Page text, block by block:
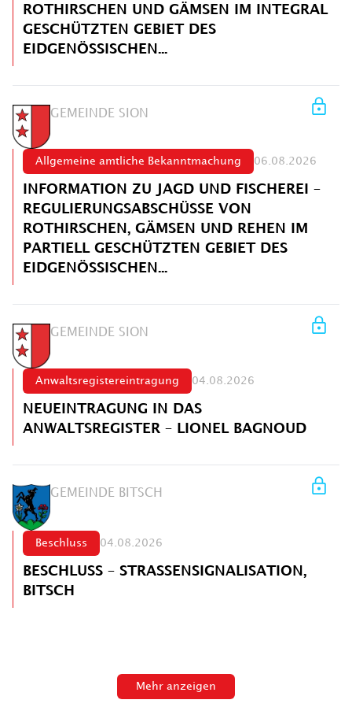
ROTHIRSCHEN UND GÄMSEN IM INTEGRAL
GESCHÜTZTEN GEBIET DES
EIDGENÖSSISCHEN...
GEMEINDE SION
Allgemeine amtliche Bekanntmachung 06.08.2026
INFORMATION ZU JAGD UND FISCHEREI –
REGULIERUNGSABSCHÜSSE VON
ROTHIRSCHEN, GÄMSEN UND REHEN IM
PARTIELL GESCHÜTZTEN GEBIET DES
EIDGENÖSSISCHEN...
GEMEINDE SION
Anwaltsregistereintragung 04.08.2026
NEUEINTRAGUNG IN DAS
ANWALTSREGISTER – LIONEL BAGNOUD
GEMEINDE BITSCH
Beschluss 04.08.2026
BESCHLUSS – STRASSENSIGNALISATION,
BITSCH
Mehr anzeigen